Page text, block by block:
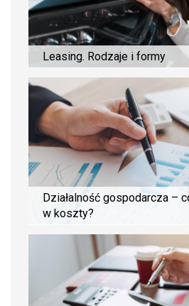
Leasing. Rodzaje i formy
Działalność gospodarcza –
w koszty?